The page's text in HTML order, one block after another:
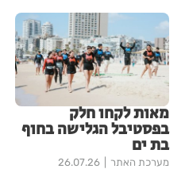
מאות לקחו חלק
בפסטיבל הגלישה בחוף
בת ים
מערכת האתר 26.07.26